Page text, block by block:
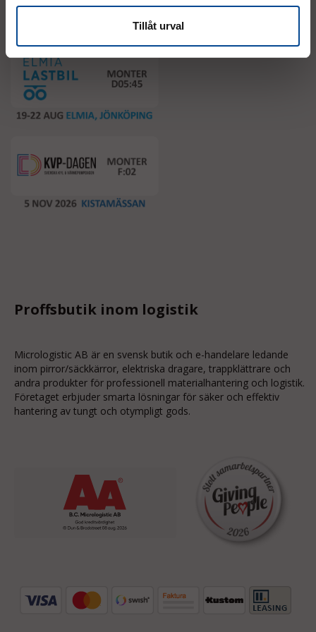
Tillåt urval
Event
Proffsbutik inom logistik
Micrologistic AB är en svensk butik och e-handelare ledande
inom pirror/säckkärror, elektriska dragare, trappklättrare och
andra produkter för professionell materialhantering och logistik.
Företaget erbjuder smarta lösningar för säker och effektiv
hantering av tungt och otympligt gods.